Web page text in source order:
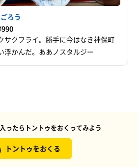
ろう
サクフライ。勝手に今はなき神保町
浮かんだ。ああノスタルジー
ったらトントゥをおくってみよう
トントゥをおくる